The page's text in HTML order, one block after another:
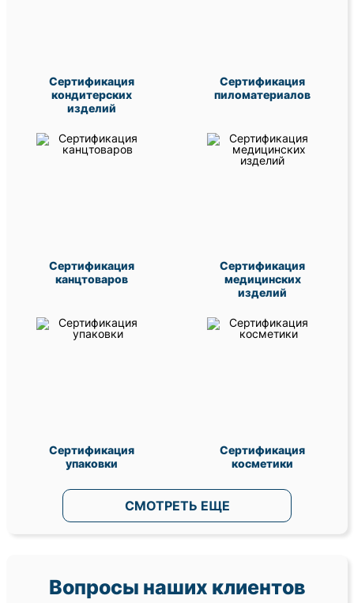
Сертификация
кондитерских
изделий
Сертификация
пиломатериалов
Сертификация
канцтоваров
Сертификация
медицинских
изделий
Сертификация
упаковки
Сертификация
косметики
СМОТРЕТЬ ЕЩЕ
Вопросы наших клиентов